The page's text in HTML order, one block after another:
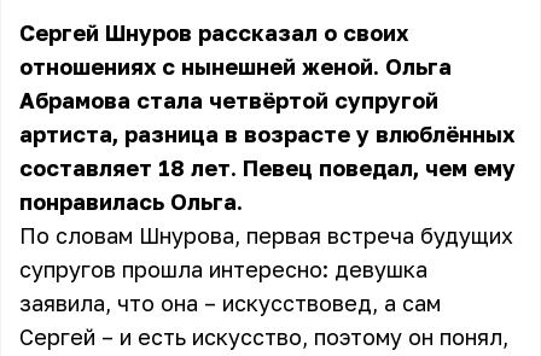
Сергей Шнуров рассказал о своих
отношениях с нынешней женой. Ольга
Абрамова стала четвёртой супругой
артиста, разница в возрасте у влюблённых
составляет 18 лет. Певец поведал, чем ему
понравилась Ольга.
По словам Шнурова, первая встреча будущих
супругов прошла интересно: девушка
заявила, что она – искусствовед, а сам
Сергей – и есть искусство, поэтому он понял,